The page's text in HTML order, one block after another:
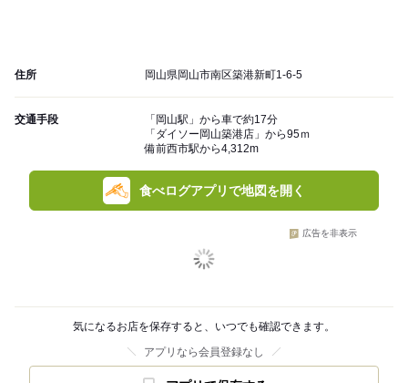
住所 岡山県岡山市南区築港新町1-6-5
交通手段
「岡山駅」から車で約17分
「ダイソー岡山築港店」から95ｍ
備前西市駅から4,312m
食べログアプリで地図を開く
広告を非表示
気になるお店を保存すると、いつでも確認できます。
アプリなら会員登録なし